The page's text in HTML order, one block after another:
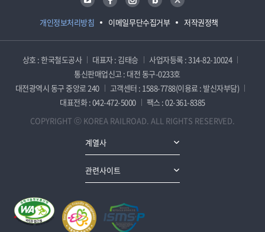
개인정보처리방침 이메일무단수집거부 저작권정책
상호 : 한국철도공사 대표자 : 김태승
사업자등록 : 314-82-10024
통신판매업신고 : 대전 동구-0233호
대전광역시 동구 중앙로 240
고객센터 : 1588-7788(이용료 : 발신자부담)
대표전화 : 042-472-5000
팩스 : 02-361-8385
COPYRIGHT ⓒ KOREA RAILROAD. ALL RIGHTS RESERVED.
계열사
관련사이트